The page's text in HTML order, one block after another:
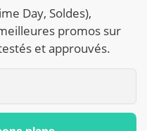
Day, Soldes),
promos sur
et approuvés.